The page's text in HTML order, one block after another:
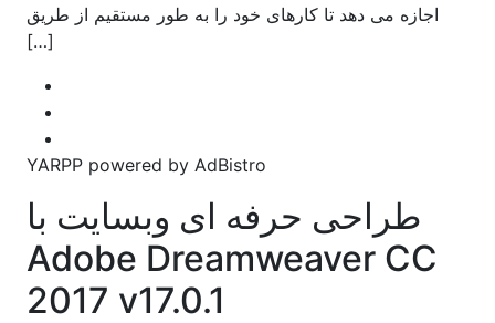
اجازه می دهد تا کارهای خود را به طور مستقیم از طریق
[…]
YARPP powered by AdBistro
طراحی حرفه ای وبسایت با
Adobe Dreamweaver CC
2017 v17.0.1